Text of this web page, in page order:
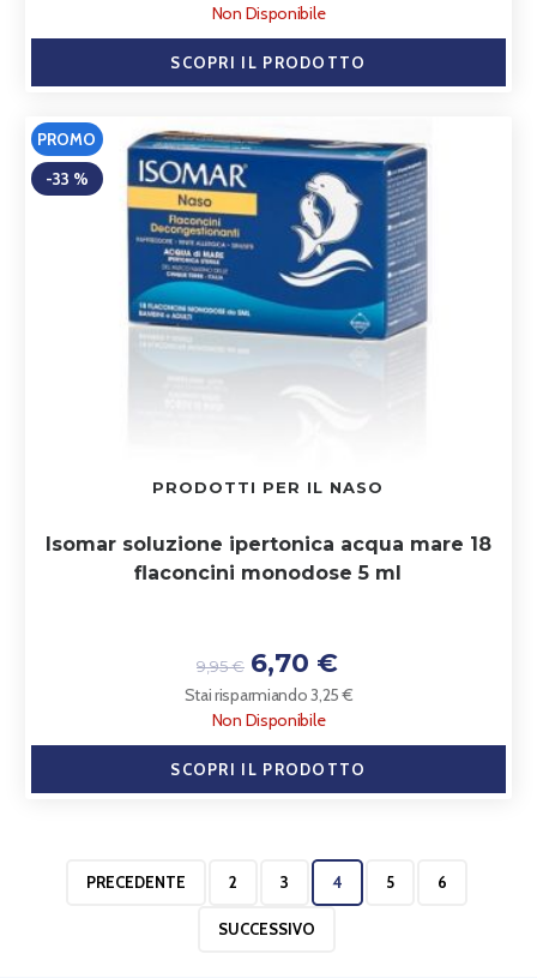
Non Disponibile
SCOPRI IL PRODOTTO
PROMO
-33 %
PRODOTTI PER IL NASO
Isomar soluzione ipertonica acqua mare 18
flaconcini monodose 5 ml
9,95 € 6,70 €
Stai risparmiando 3,25 €
Non Disponibile
SCOPRI IL PRODOTTO
PRECEDENTE 2 3 4 5 6
SUCCESSIVO